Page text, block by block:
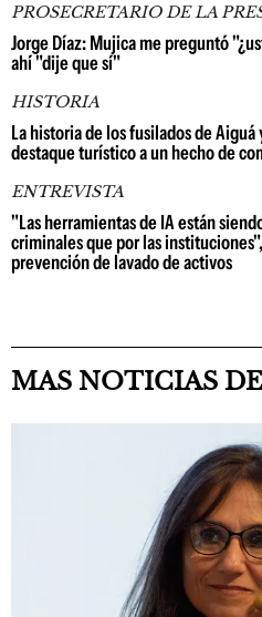
PROSECRETARIO DE LA
Jorge Díaz: Mujica me preguntó
ahí "dije que sí"
HISTORIA
La historia de los fusilados de
destaque turístico a un hecho de
ENTREVISTA
"Las herramientas de IA están
criminales que por las
prevención de lavado de activos
MAS NOTICIAS